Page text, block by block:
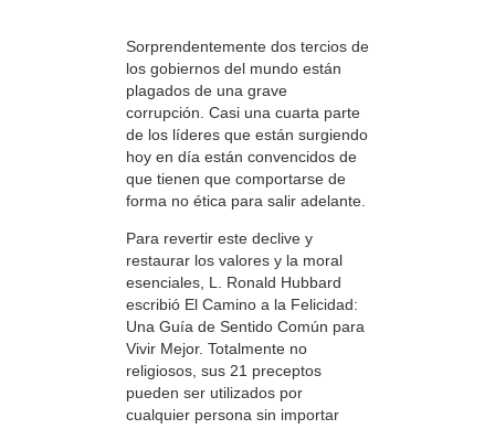
Sorprendentemente dos tercios de
los gobiernos del mundo están
plagados de una grave
corrupción. Casi una cuarta parte
de los líderes que están surgiendo
hoy en día están convencidos de
que tienen que comportarse de
forma no ética para salir adelante.
Para revertir este declive y
restaurar los valores y la moral
esenciales, L. Ronald Hubbard
escribió El Camino a la Felicidad:
Una Guía de Sentido Común para
Vivir Mejor. Totalmente no
religiosos, sus 21 preceptos
pueden ser utilizados por
cualquier persona sin importar